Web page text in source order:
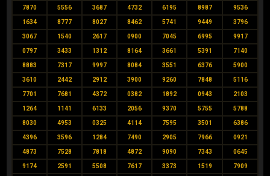
7870 5556 3687 4732 6195 8987 9536
1634 8777 8027 8462 5741 9449 3796
3067 1540 2617 0900 7045 6995 9917
0797 3433 1312 8164 3661 5391 7140
8883 7317 9997 8084 3551 6376 5900
3610 2442 2912 3900 9260 7848 5116
7701 7681 4372 0382 1892 0943 2103
1264 1141 6133 2056 9370 5755 5788
8030 4953 0325 4114 7595 3501 6386
4396 3596 1284 7490 2905 7966 0921
4873 7528 7818 4872 9090 7343 0645
9174 2591 5508 7617 3373 1519 7909